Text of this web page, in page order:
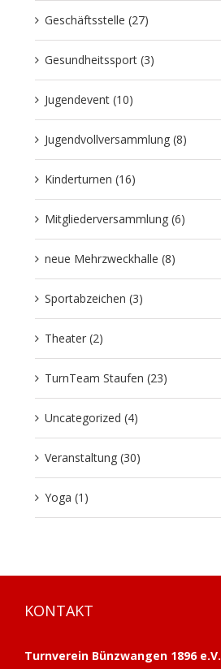
Geschäftsstelle (27)
Gesundheitssport (3)
Jugendevent (10)
Jugendvollversammlung (8)
Kinderturnen (16)
Mitgliederversammlung (6)
neue Mehrzweckhalle (8)
Sportabzeichen (3)
Theater (2)
TurnTeam Staufen (23)
Uncategorized (4)
Veranstaltung (30)
Yoga (1)
KONTAKT
Turnverein Bünzwangen 1896 e.V.